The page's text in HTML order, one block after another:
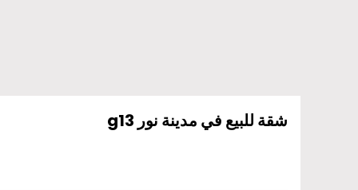
شقة للبيع في مدينة نور g13